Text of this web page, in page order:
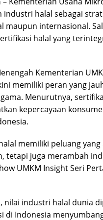
halal sebagai
maupun internasional.
halal yang
Kementerian
memiliki peran yang
Menurutnya,
kepercayaan
memiliki peluang
tetapi juga merambah
UMKM Insight Seri
nilai industri halal dunia
di Indonesia